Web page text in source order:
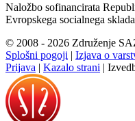
Naložbo sofinancirata
Evropskega socialnega sklada
© 2008 - 2026 Združenje
Splošni pogoji | Izjava o
Prijava | Kazalo strani |